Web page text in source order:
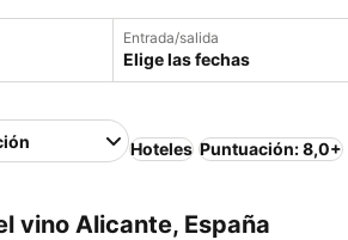
Entrada/salida
Elige las fechas
Hoteles Puntuación: 8,0+
vino Alicante, España